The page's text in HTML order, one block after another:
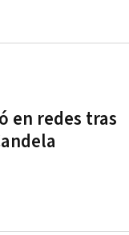
en redes tras